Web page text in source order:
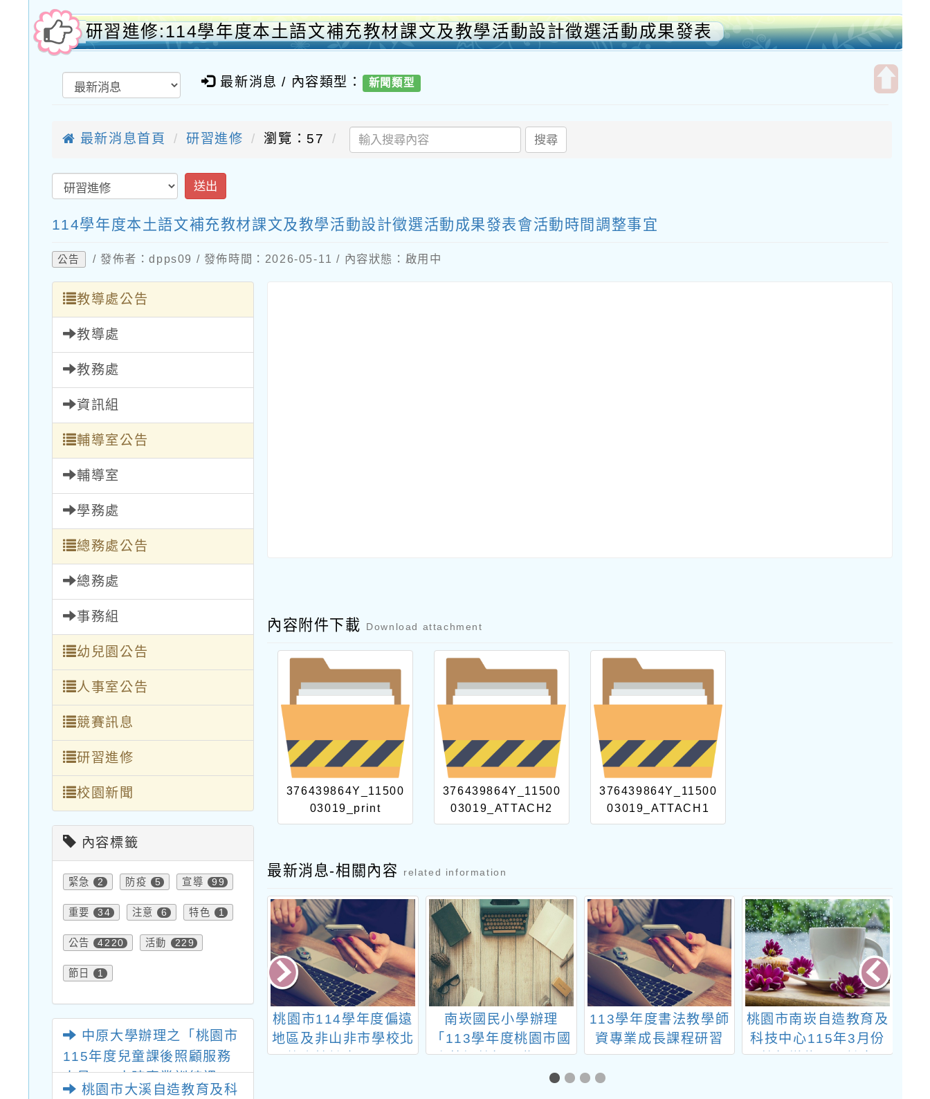
研習進修:114學年度本土語文補充教材課文及教學活動設計徵選活動成果發表
最新消息 / 內容類型： 新聞類型
最新消息首頁 研習進修 瀏覽：57 搜尋
送出
114學年度本土語文補充教材課文及教學活動設計徵選活動成果發表會活動時間調整事宜
公告 / 發佈者：dpps09 / 發佈時間：2026-05-11 / 內容狀態：啟用中
教導處公告
教導處
教務處
資訊組
輔導室公告
輔導室
學務處
總務處公告
總務處
事務組
幼兒園公告
人事室公告
競賽訊息
研習進修
校園新聞
內容標籤
緊急 2 防疫 5 宣導 99
重要 34 注意 6 特色 1
公告 4220 活動 229
節日 1
中原大學辦理之「桃園市
115年度兒童課後照顧服務
人員180小時專業訓練課
桃園市大溪自造教育及科
內容附件下載 Download attachment
376439864Y_11500
03019_print
376439864Y_11500
03019_ATTACH2
376439864Y_11500
03019_ATTACH1
最新消息-相關內容 related information
辦理110學年
育及科技中心
月份跨領域特
資增能研習
113學年度客語文/閩
東語文分級教材結合教
學運用工作坊
桃園市114學年度偏遠
地區及非山非市學校北
區整合性計畫—石門國
南崁國民小學辦理
「113學年度桃園市國
小英語教師三階研習-
113學年度書法教學師
資專業成長課程研習
桃園市南崁自造教育及
科技中心115年3月份
教師增能研習計畫